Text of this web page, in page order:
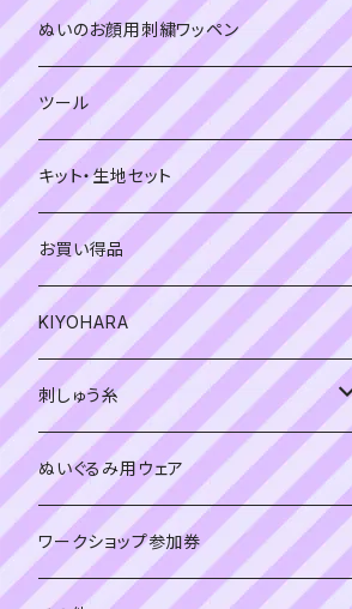
ウィッグボア（8cm）
青系
緑系
黄色・クリーム系
ベージュ・ブラウン系
黒・グレー系
オレンジ系
紫系
青系
緑系
黄色・クリーム系
ベージュ・ブラウン系
黒・グレー系
オレンジ系
ぬいのお顔用刺繍ワッペン
ツール
キット・生地セット
お買い得品
KIYOHARA
刺しゅう糸
COSMO 25番刺しゅう糸
ぬいぐるみ用ウェア
ワークショップ参加券